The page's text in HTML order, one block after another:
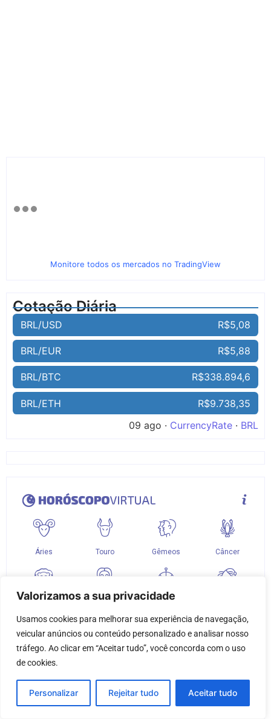
Valorizamos a sua privacidade
Usamos cookies para melhorar sua experiência de navegação,
veicular anúncios ou conteúdo personalizado e analisar nosso
tráfego. Ao clicar em “Aceitar tudo”, você concorda com o uso
de cookies.
Personalizar Rejeitar tudo Aceitar tudo
Monitore todos os mercados no TradingView
Cotação Diária
BRL/USD R$5,08
BRL/EUR R$5,88
BRL/BTC R$338.894,6
BRL/ETH
R$9.738,35
09 ago · CurrencyRate · BRL